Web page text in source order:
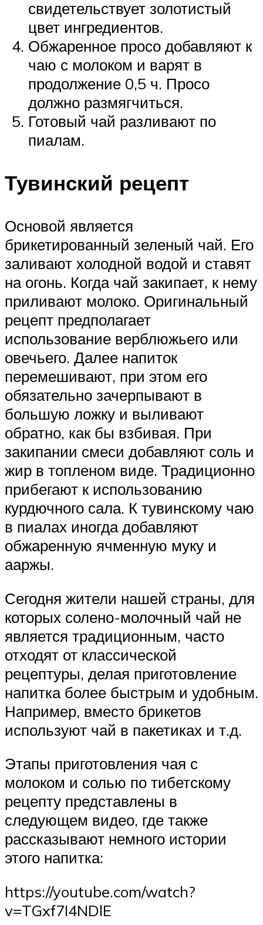
свидетельствует золотистый
цвет ингредиентов.
Обжаренное просо добавляют к
чаю с молоком и варят в
продолжение 0,5 ч. Просо
должно размягчиться.
Готовый чай разливают по
пиалам.
Тувинский рецепт
Основой является
брикетированный зеленый чай. Его
заливают холодной водой и ставят
на огонь. Когда чай закипает, к нему
приливают молоко. Оригинальный
рецепт предполагает
использование верблюжьего или
овечьего. Далее напиток
перемешивают, при этом его
обязательно зачерпывают в
большую ложку и выливают
обратно, как бы взбивая. При
закипании смеси добавляют соль и
жир в топленом виде. Традиционно
прибегают к использованию
курдючного сала. К тувинскому чаю
в пиалах иногда добавляют
обжаренную ячменную муку и
ааржы.
Сегодня жители нашей страны, для
которых солено-молочный чай не
является традиционным, часто
отходят от классической
рецептуры, делая приготовление
напитка более быстрым и удобным.
Например, вместо брикетов
используют чай в пакетиках и т.д.
Этапы приготовления чая с
молоком и солью по тибетскому
рецепту представлены в
следующем видео, где также
рассказывают немного истории
этого напитка:
https://youtube.com/watch?
v=TGxf7I4NDlE